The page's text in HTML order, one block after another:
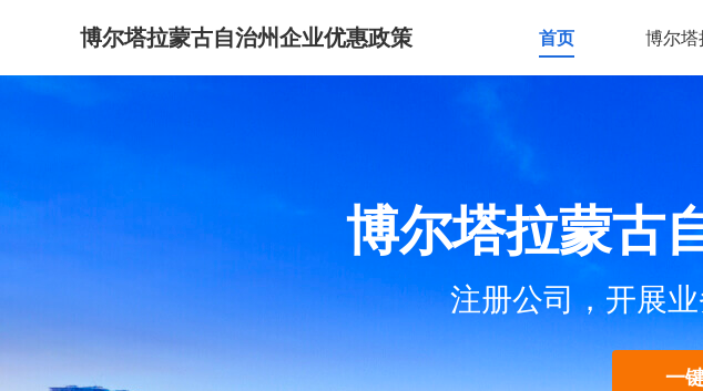
博尔塔拉蒙古自治州企业优惠政策 首页 博尔
博尔塔拉蒙古
注册公司，开展
一